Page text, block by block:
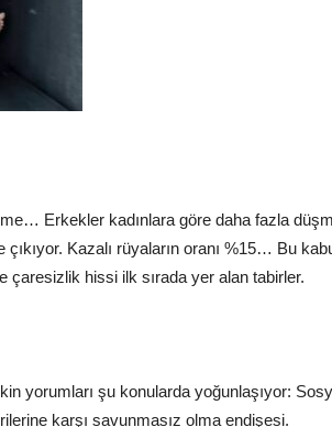
Erkekler kadınlara göre daha fazla
Kazalı rüyaların oranı %15… Bu
hissi ilk sırada yer alan tabirler.
yorumları şu konularda yoğunlaşıyor:
karşı savunmasız olma endişesi.